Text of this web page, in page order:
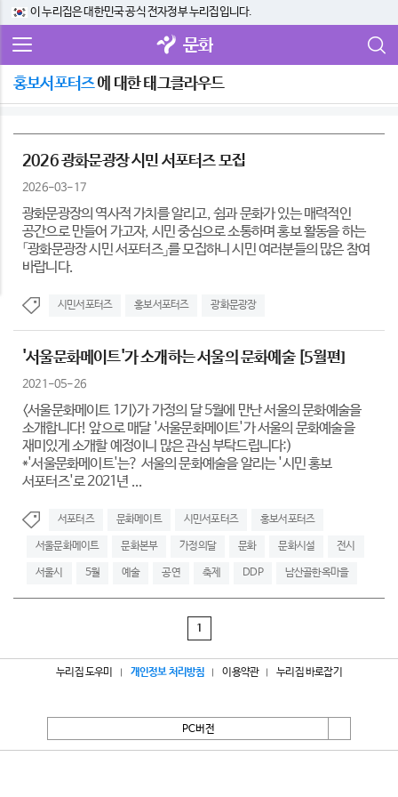
이 누리집은 대한민국 공식 전자정부 누리집입니다.
문화
홍보서포터즈에 대한 태그클라우드
2026 광화문광장 시민 서포터즈 모집
2026-03-17
광화문광장의 역사적 가치를 알리고, 쉼과 문화가 있는 매력적인
공간으로 만들어 가고자, 시민 중심으로 소통하며 홍보 활동을 하는
「광화문광장 시민 서포터즈」를 모집하니 시민 여러분들의 많은 참여
바랍니다.
시민서포터즈 홍보서포터즈 광화문광장
'서울문화메이트'가 소개하는 서울의 문화예술 [5월편]
2021-05-26
<서울문화메이트 1기>가 가정의 달 5월에 만난 서울의 문화예술을
소개합니다! 앞으로 매달 '서울문화메이트'가 서울의 문화예술을
재미있게 소개할 예정이니 많은 관심 부탁드립니다:)
*'서울문화메이트'는? 서울의 문화예술을 알리는 '시민 홍보
서포터즈'로 2021년 ...
서포터즈 문화메이트 시민서포터즈 홍보서포터즈
서울문화메이트 문화본부 가정의달 문화 문화시설 전시
서울시 5월 예술 공연 축제 DDP 남산골한옥마을
1
누리집 도우미 개인정보 처리방침 이용약관 누리집 바로잡기
PC버전